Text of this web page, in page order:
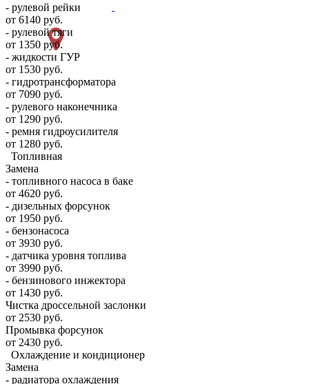
- рулевой рейки
от 6140 руб.
- рулевой тяги
от 1350 руб.
- жидкости ГУР
от 1530 руб.
- гидротрансформатора
от 7090 руб.
- рулевого наконечника
от 1290 руб.
- ремня гидроусилителя
от 1280 руб.
Топливная
Замена
- топливного насоса в баке
от 4620 руб.
- дизельных форсунок
от 1950 руб.
- бензонасоса
от 3930 руб.
- датчика уровня топлива
от 3990 руб.
- бензинового инжектора
от 1430 руб.
Чистка дроссельной заслонки
от 2530 руб.
Промывка форсунок
от 2430 руб.
Охлаждение и кондиционер
Замена
- радиатора охлаждения